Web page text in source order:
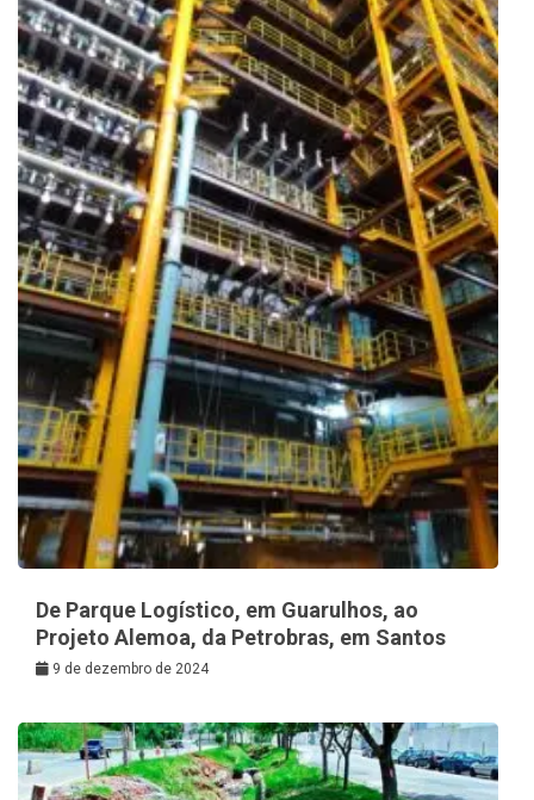
De Parque Logístico, em Guarulhos, ao
Projeto Alemoa, da Petrobras, em Santos
9 de dezembro de 2024